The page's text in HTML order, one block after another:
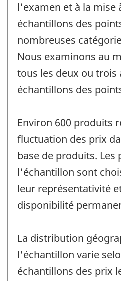
l'examen et à la mise
échantillons des
nombreuses
Nous examinons au
tous les deux ou trois
échantillons des
Environ 600 produits
fluctuation des prix
base de produits. Les
l'échantillon sont
leur représentativité
disponibilité
La distribution
l'échantillon varie
échantillons des prix